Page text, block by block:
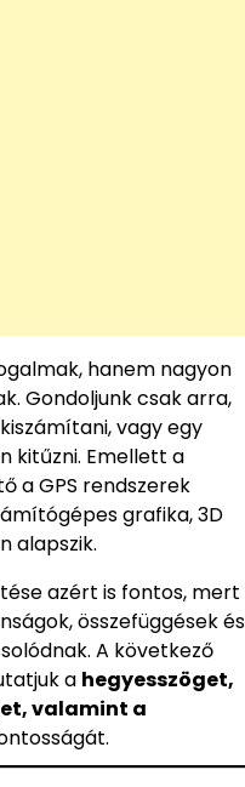
hanem nagyon
Gondoljunk csak arra,
vagy egy
kitűzni. Emellett a
a GPS rendszerek
grafika, 3D
alapszik.
azért is fontos, mert
összefüggések és
A következő
a hegyesszöget,
valamint a